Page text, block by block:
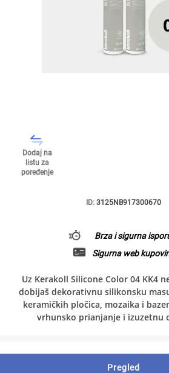
Dodaj na
listu za
poređenje
ID: 3125NB917300670
Brza i sigurna
Sigurna web
Uz Kerakoll Silicone Color 04 KK4
dobijaš dekorativnu silikonsku
keramičkih pločica, mozaika i
vrhunsko prianjanje i izuzetnu
Pregled